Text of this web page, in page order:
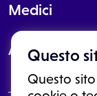
Questo
Questo
Medici
About